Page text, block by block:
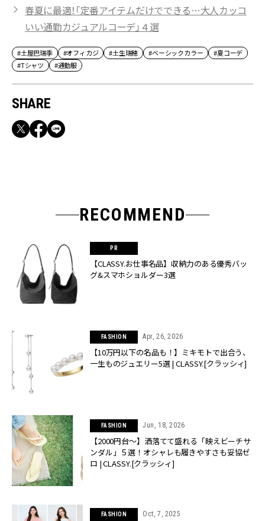
春夏に最適！「定番アイテムだけでできる…大人カッコ
いい通勤カジュアルコーデ」４選
#土屋巴瑞季 #オフィカジ #土生瑞穂 #ベーシックカラー
#夏コーデ
#Tシャツ
#通勤服
SHARE
RECOMMEND
【CLASSY.お仕事名品】収納力のある優秀バッ
グ&スマホショルダー3選
FASHION Apr, 26, 2026
【10万円以下の名品も！】ミキモトで出合う、
一生ものジュエリー5選 | CLASSY.[クラッシィ]
FASHION Jun, 18, 2026
【2000円台〜】洒落てて盛れる「映えビーチサ
ンダル」５選！オシャレも履きやすさも妥協ゼ
ロ | CLASSY.[クラッシィ]
FASHION Oct, 7, 2025